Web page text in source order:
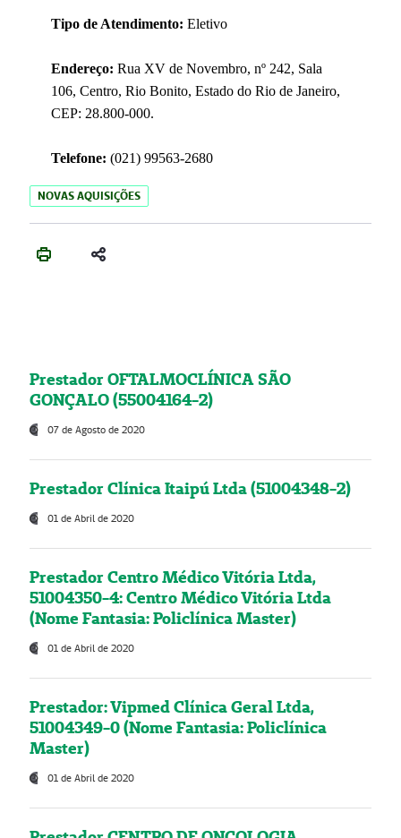
Tipo de Atendimento: Eletivo
Endereço: Rua XV de Novembro, nº 242, Sala
106, Centro, Rio Bonito, Estado do Rio de Janeiro,
CEP: 28.800-000.
Telefone: (021) 99563-2680
NOVAS AQUISIÇÕES
Prestador OFTALMOCLÍNICA SÃO
GONÇALO (55004164-2)
07 de Agosto de 2020
Prestador Clínica Itaipú Ltda (51004348-2)
01 de Abril de 2020
Prestador Centro Médico Vitória Ltda,
51004350-4: Centro Médico Vitória Ltda
(Nome Fantasia: Policlínica Master)
01 de Abril de 2020
Prestador: Vipmed Clínica Geral Ltda,
51004349-0 (Nome Fantasia: Policlínica
Master)
01 de Abril de 2020